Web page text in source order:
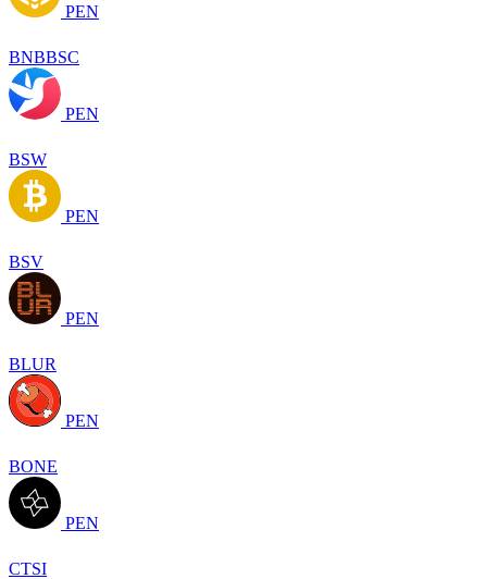
PEN
BNBBSC
PEN
BSW
PEN
BSV
PEN
BLUR
PEN
BONE
PEN
CTSI